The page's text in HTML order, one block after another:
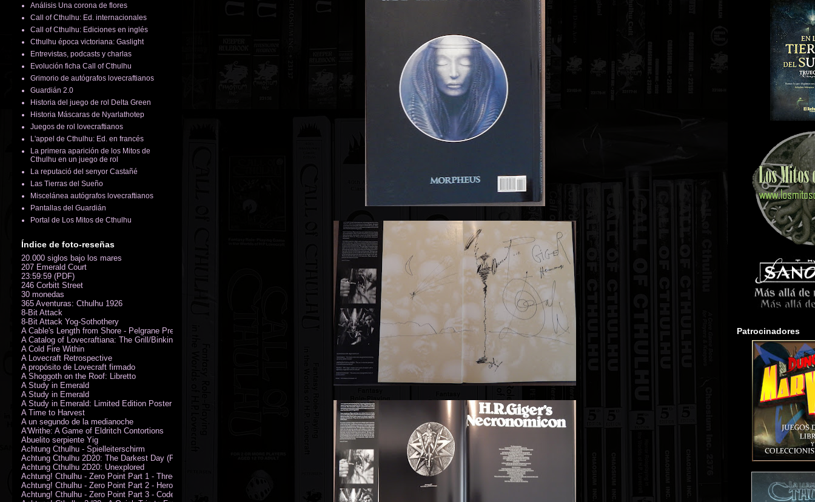
Análisis Una corona de flores
Call of Cthulhu: Ed. internacionales
Call of Cthulhu: Ediciones en inglés
Cthulhu época victoriana: Gaslight
Entrevistas, podcasts y charlas
Evolución ficha Call of Cthulhu
Grimorio de autógrafos lovecraftianos
Guardián 2.0
Historia del juego de rol Delta Green
Historia Máscaras de Nyarlathotep
Juegos de rol lovecraftianos
L'appel de Cthulhu: Ed. en francés
La primera aparición de los Mitos de
Cthulhu en un juego de rol
La reputació del senyor Castañé
Las Tierras del Sueño
Miscelánea autógrafos lovecraftianos
Pantallas del Guardián
Portal de Los Mitos de Cthulhu
Índice de foto-reseñas
20.000 siglos bajo los mares
207 Emerald Court
23:59:59 (PDF)
246 Corbitt Street
30 monedas
365 Aventuras: Cthulhu 1926
8-Bit Attack
8-Bit Attack Yog-Sothothery
A Cable's Length from Shore - Pelgrane Press' FreeRPG 2018 (PDF)
A Catalog of Lovecraftiana: The Grill/Binkin Collection
A Cold Fire Within
A Lovecraft Retrospective
A propósito de Lovecraft firmado
A Shoggoth on the Roof: Libretto
A Study in Emerald
A Study in Emerald
A Study in Emerald: Limited Edition Poster (Neil Gaiman)
A Time to Harvest
A un segundo de la medianoche
A'Writhe: A Game of Eldritch Contortions
Abuelito serpiente Yig
Achtung Cthulhu - Spielleiterschirm
Achtung Cthulhu 2D20: The Darkest Day (PDF)
Achtung Cthulhu 2D20: Unexplored
Achtung! Cthulhu - Zero Point Part 1 - Three Kings
Achtung! Cthulhu - Zero Point Part 2 - Heroes of the Sea
Achtung! Cthulhu - Zero Point Part 3 - Code of Honour (PDF)
Patrocinadores